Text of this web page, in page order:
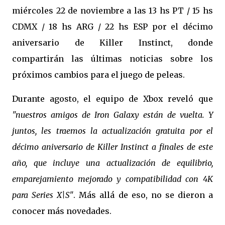
miércoles 22 de noviembre a las 13 hs PT / 15 hs
CDMX / 18 hs ARG / 22 hs ESP por el décimo
aniversario de Killer Instinct, donde
compartirán las últimas noticias sobre los
próximos cambios para el juego de peleas.
Durante agosto, el equipo de Xbox reveló que
"nuestros amigos de Iron Galaxy están de vuelta. Y
juntos, les traemos la actualización gratuita por el
décimo aniversario de Killer Instinct a finales de este
año, que incluye una actualización de equilibrio,
emparejamiento mejorado y compatibilidad con 4K
para Series X|S". Más allá de eso, no se dieron a
conocer más novedades.